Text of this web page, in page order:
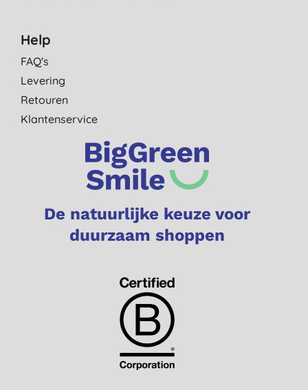
Help
FAQ's
Levering
Retouren
Klantenservice
De natuurlijke keuze voor
duurzaam shoppen